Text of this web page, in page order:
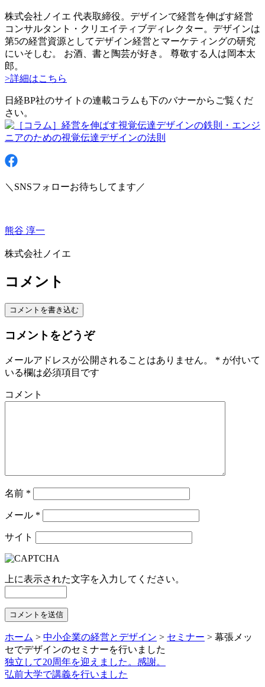
株式会社ノイエ 代表取締役。デザインで経営を伸ばす経営
コンサルタント・クリエイティブディレクター。デザインは
第5の経営資源としてデザイン経営とマーケティングの研究
にいそしむ。 お酒、書と陶芸が好き。 尊敬する人は岡本太
郎。
>詳細はこちら
日経BP社のサイトの連載コラムも下のバナーからご覧くだ
さい。
＼SNSフォローお待ちしてます／
熊谷 淳一
株式会社ノイエ
コメント
コメントを書き込む
コメントをどうぞ
メールアドレスが公開されることはありません。 * が付いて
いる欄は必須項目です
コメント
名前 *
メール *
サイト
上に表示された文字を入力してください。
ホーム > 中小企業の経営とデザイン > セミナー > 幕張メッ
セでデザインのセミナーを行いました
独立して20周年を迎えました。感謝。
弘前大学で講義を行いました